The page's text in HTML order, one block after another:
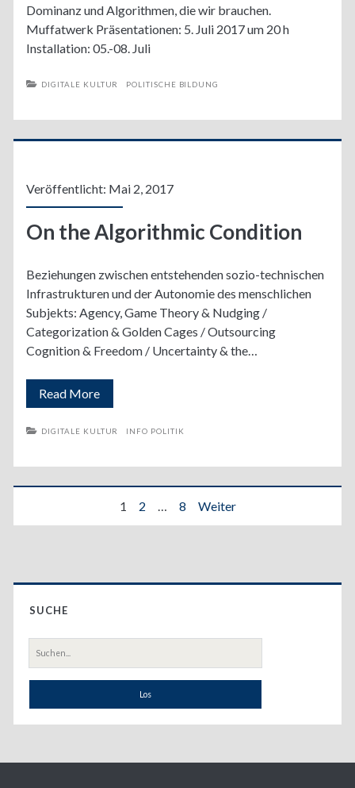
Dominanz und Algorithmen, die wir brauchen.
Muffatwerk Präsentationen: 5. Juli 2017 um 20 h
Installation: 05.-08. Juli
DIGITALE KULTUR POLITISCHE BILDUNG
Veröffentlicht: Mai 2, 2017
On the Algorithmic Condition
Beziehungen zwischen entstehenden sozio-technischen
Infrastrukturen und der Autonomie des menschlichen
Subjekts: Agency, Game Theory & Nudging /
Categorization & Golden Cages / Outsourcing
Cognition & Freedom / Uncertainty & the…
Read MoreOn
DIGITALE KULTUR INFO POLITIK
Seitennummerierung
Beiträge
1 2 … 8 Weiter
Primary
Sidebar
SUCHE
Suche
nach: